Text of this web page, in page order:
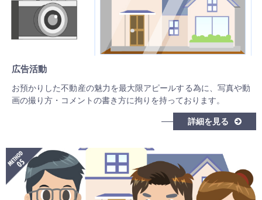
広告活動
お預かりした不動産の魅力を最大限アピールする為に、写真や動
画の撮り方・コメントの書き方に拘りを持っております。
詳細を見る